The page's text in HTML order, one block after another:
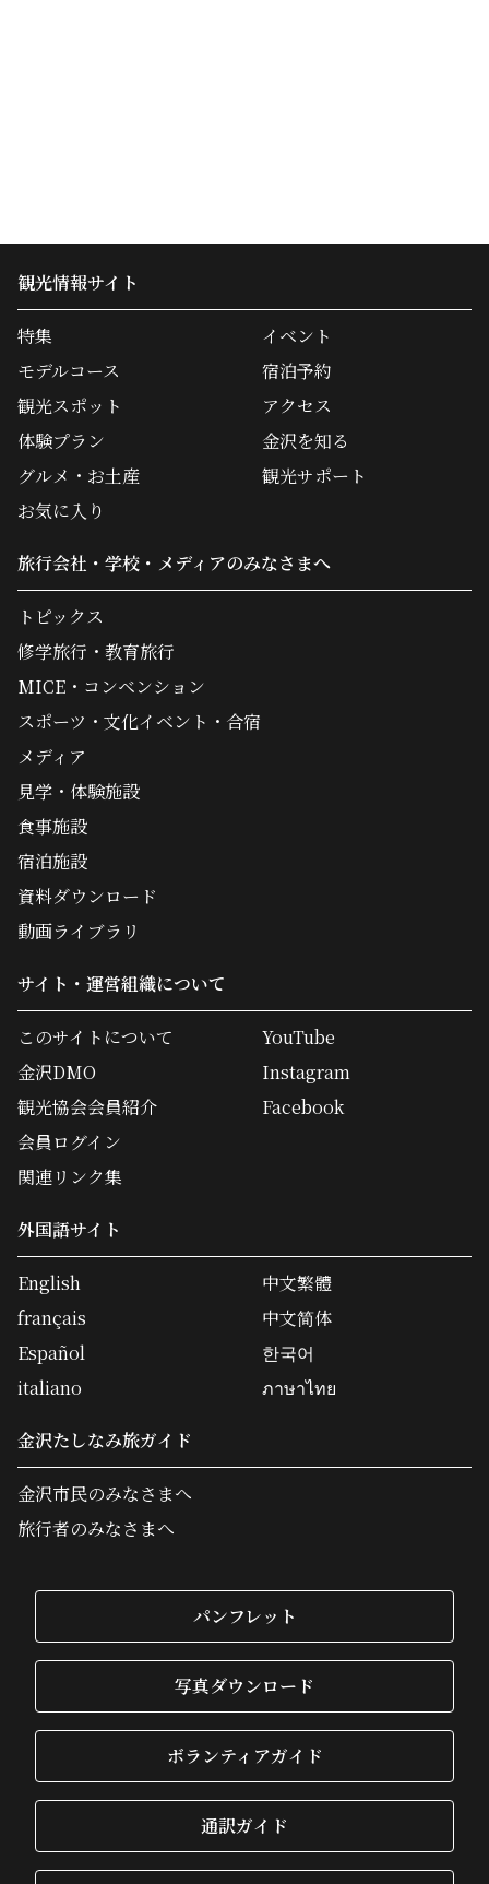
観光情報サイト
特集
モデルコース
観光スポット
体験プラン
グルメ・お土産
イベント
宿泊予約
アクセス
金沢を知る
観光サポート
お気に入り
旅行会社・学校・メディアのみなさまへ
トピックス
修学旅行・教育旅行
MICE・コンベンション
スポーツ・文化イベント・合宿
メディア
見学・体験施設
食事施設
宿泊施設
資料ダウンロード
動画ライブラリ
サイト・運営組織について
このサイトについて
金沢DMO
観光協会会員紹介
会員ログイン
関連リンク集
YouTube
Instagram
Facebook
外国語サイト
English
français
Español
italiano
中文繁體
中文简体
한국어
ภาษาไทย
金沢たしなみ旅ガイド
金沢市民のみなさまへ
旅行者のみなさまへ
パンフレット
写真ダウンロード
ボランティアガイド
通訳ガイド